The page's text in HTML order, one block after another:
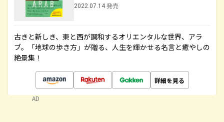
2022.07.14 発売
古きと新しき、東と西が調和するオリエンタルな世界、アラ
ブ。「地球の歩き方」が贈る、人生を輝かせる名言と癒やしの
絶景集！
詳細を見る
AD